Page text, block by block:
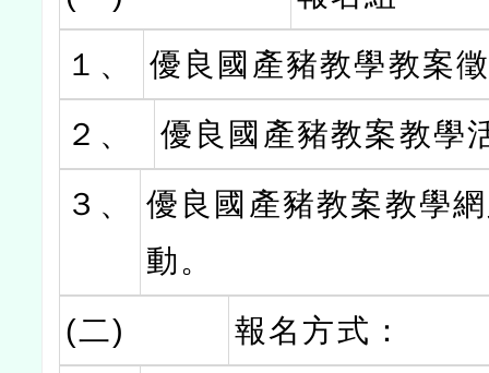
１、
優良國產豬教學教案
２、
優良國產豬教案教學
３、
優良國產豬教案教學
動。
(二)
報名方式：